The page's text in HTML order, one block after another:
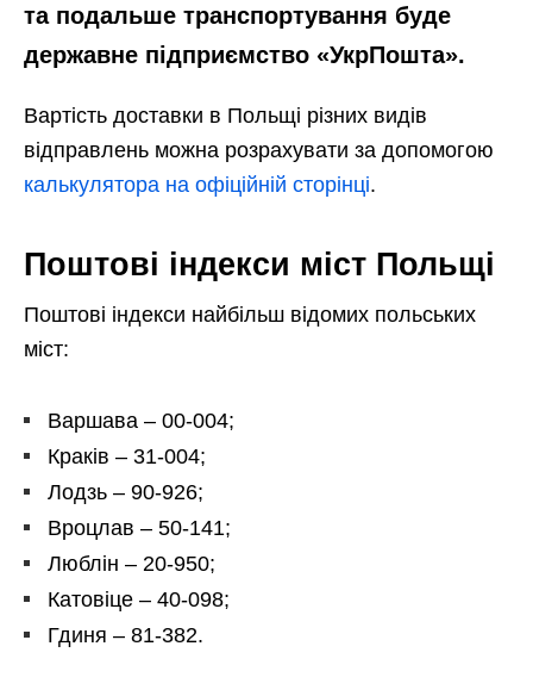
та подальше транспортування буде
державне підприємство «УкрПошта».
Вартість доставки в Польщі різних видів
відправлень можна розрахувати за допомогою
калькулятора на офіційній сторінці.
Поштові індекси міст Польщі
Поштові індекси найбільш відомих польських
міст:
Варшава – 00-004;
Краків – 31-004;
Лодзь – 90-926;
Вроцлав – 50-141;
Люблін – 20-950;
Катовіце – 40-098;
Гдиня – 81-382.